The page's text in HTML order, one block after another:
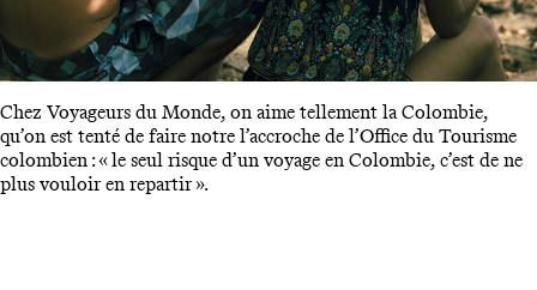
Chez Voyageurs du Monde, on aime tellement la Colombie,
qu’on est tenté de faire notre l’accroche de l’Office du Tourisme
colombien : « le seul risque d’un voyage en Colombie, c’est de ne
plus vouloir en repartir ».